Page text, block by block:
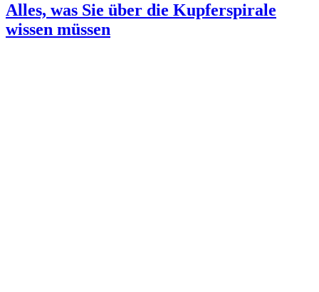
Alles, was Sie über die Kupferspirale
wissen müssen